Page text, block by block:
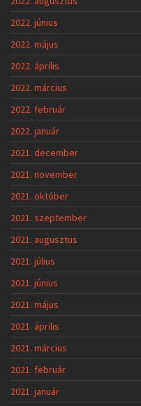
2022. június
2022. május
2022. április
2022. március
2022. február
2022. január
2021. december
2021. november
2021. október
2021. szeptember
2021. augusztus
2021. július
2021. június
2021. május
2021. április
2021. március
2021. február
2021. január